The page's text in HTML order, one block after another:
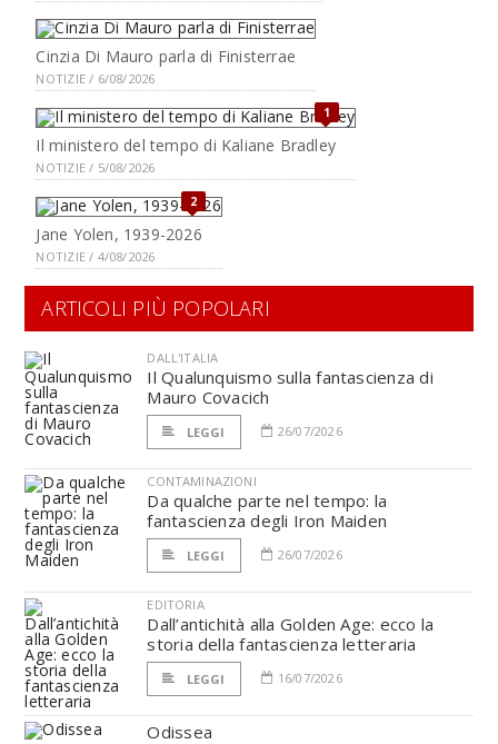
Cinzia Di Mauro parla di Finisterrae
NOTIZIE / 6/08/2026
1
Il ministero del tempo di Kaliane Bradley
NOTIZIE / 5/08/2026
2
Jane Yolen, 1939-2026
NOTIZIE / 4/08/2026
ARTICOLI PIÙ POPOLARI
DALL'ITALIA
Il Qualunquismo sulla fantascienza di
Mauro Covacich
LEGGI 26/07/2026
CONTAMINAZIONI
Da qualche parte nel tempo: la
fantascienza degli Iron Maiden
LEGGI 26/07/2026
EDITORIA
Dall’antichità alla Golden Age: ecco la
storia della fantascienza letteraria
LEGGI 16/07/2026
Odissea